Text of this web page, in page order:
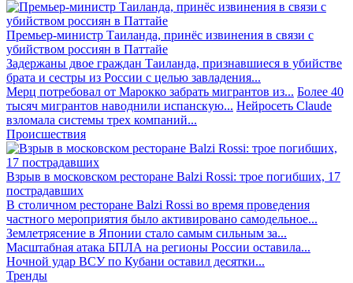
Премьер-министр Таиланда, принёс извинения в связи с
убийством россиян в Паттайе
Задержаны двое граждан Таиланда, признавшиеся в убийстве
брата и сестры из России с целью завладения...
Мерц потребовал от Марокко забрать мигрантов из... Более 40
тысяч мигрантов наводнили испанскую... Нейросеть Claude
взломала системы трех компаний...
Происшествия
Взрыв в московском ресторане Balzi Rossi: трое погибших, 17
пострадавших
В столичном ресторане Balzi Rossi во время проведения
частного мероприятия было активировано самодельное...
Землетрясение в Японии стало самым сильным за...
Масштабная атака БПЛА на регионы России оставила...
Ночной удар ВСУ по Кубани оставил десятки...
Тренды